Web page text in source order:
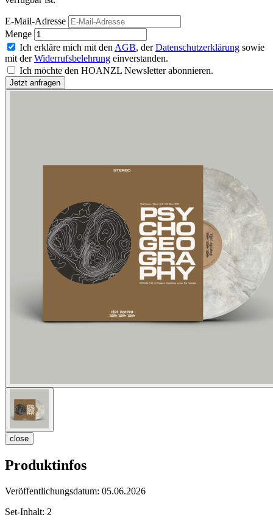
E-Mail-Adresse
Menge
Ich erkläre mich mit den AGB, derDatenschutzerklärung sowie
mit derWiderrufsbelehrung einverstanden.
Ich möchte den HOANZL Newsletter abonnieren.
close
Produktinfos
Veröffentlichungsdatum: 05.06.2026
Set-Inhalt: 2